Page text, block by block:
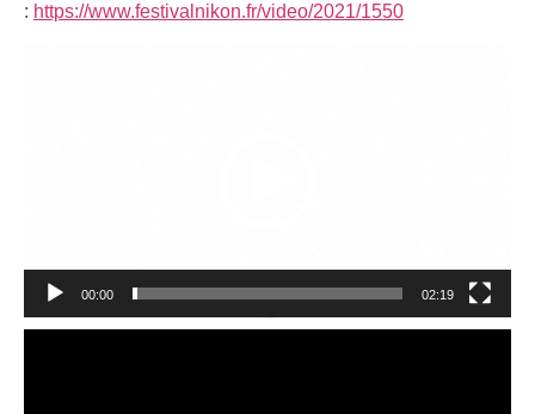
: https://www.festivalnikon.fr/video/2021/1550
00:00 02:19